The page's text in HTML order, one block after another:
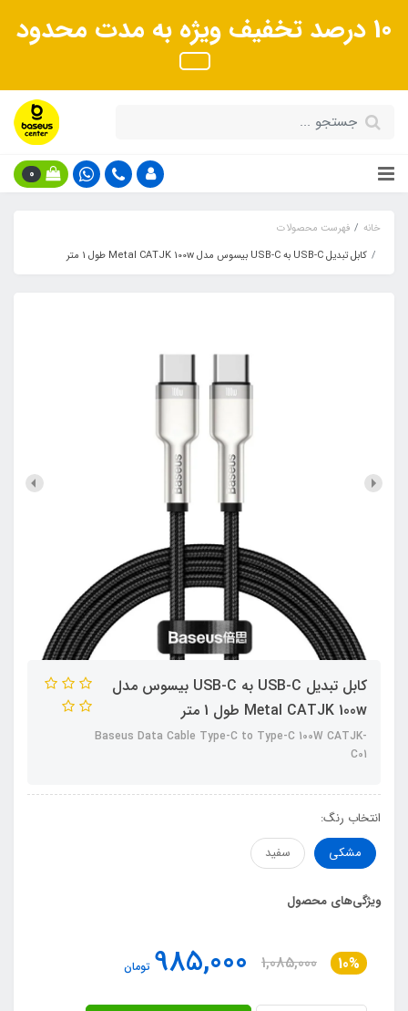
10 درصد تخفیف ویژه به مدت محدود
0
خانه
فهرست محصولات
کابل تبدیل USB-C به USB-C بیسوس مدل Metal CATJK 100w طول 1 متر
کابل تبدیل USB-C به USB-C بیسوس مدل
Metal CATJK 100w طول 1 متر
Baseus Data Cable Type-C to Type-C 100W CATJK-
C01
انتخاب رنگ:
مشکی
سفید
ویژگی‌های محصول
10%
1,085,000
985,000 تومان